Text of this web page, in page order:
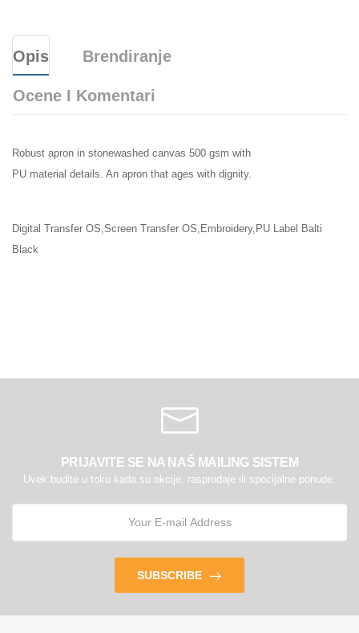
Opis Brendiranje
Ocene I Komentari
Robust apron in stonewashed canvas 500 gsm with
PU material details. An apron that ages with dignity.
Digital Transfer OS,Screen Transfer OS,Embroidery,PU Label Balti
Black
PRIJAVITE SE NA NAŠ MAILING SISTEM
Uvek budite u toku kada su akcije, rasprodaje ili specijalne ponude.
SUBSCRIBE